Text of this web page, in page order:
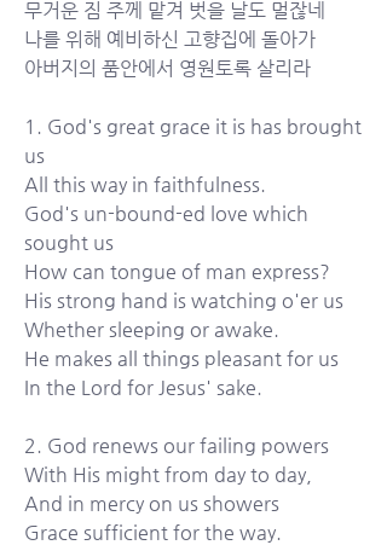
무거운 짐 주께 맡겨 벗을 날도 멀잖네
나를 위해 예비하신 고향집에 돌아가
아버지의 품안에서 영원토록 살리라
1. God's great grace it is has brought
us
All this way in faithfulness.
God's un-bound-ed love which
sought us
How can tongue of man express?
His strong hand is watching o'er us
Whether sleeping or awake.
He makes all things pleasant for us
In the Lord for Jesus' sake.
2. God renews our failing powers
With His might from day to day,
And in mercy on us showers
Grace sufficient for the way.